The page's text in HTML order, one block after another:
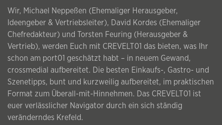
Wir, Michael Neppeßen (Ehemaliger Herausgeber,
Ideengeber & Vertriebsleiter), David Kordes (Ehemaliger
Chefredakteur) und Torsten Feuring (Herausgeber &
Vertrieb), werden Euch mit CREVELT01 das bieten, was Ihr
schon am port01 geschätzt habt – in neuem Gewand,
crossmedial aufbereitet. Die besten Einkaufs-, Gastro- und
Szenetipps, bunt und kurzweilig aufbereitet, im praktischen
Format zum Überall-mit-Hinnehmen. Das CREVELT01 ist
euer verlässlicher Navigator durch ein sich ständig
veränderndes Krefeld.